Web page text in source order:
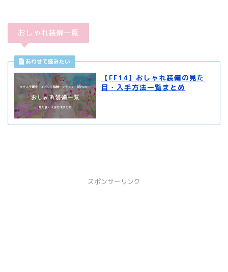
おしゃれ装備一覧
【FF14】おしゃれ装備の見た
目・入手方法一覧まとめ
スポンサーリンク